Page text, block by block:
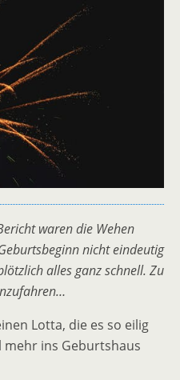
waren die Wehen
nicht eindeutig
alles ganz schnell. Zu
Lotta, die es so eilig
mehr ins Geburtshaus